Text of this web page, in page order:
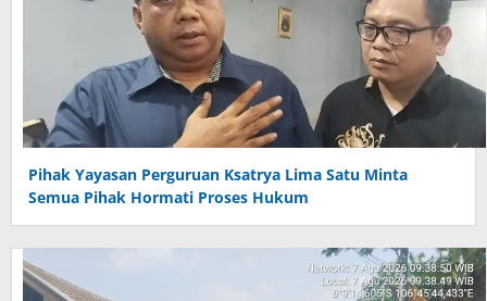
Pihak Yayasan Perguruan Ksatrya Lima Satu Minta
Semua Pihak Hormati Proses Hukum